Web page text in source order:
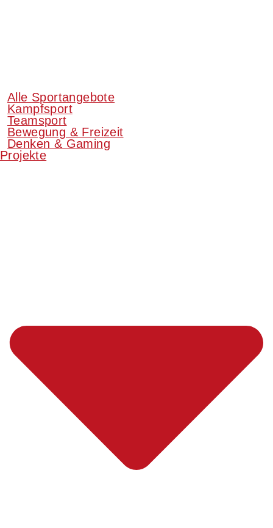
Alle Sportangebote
Kampfsport
Teamsport
Bewegung & Freizeit
Denken & Gaming
Projekte